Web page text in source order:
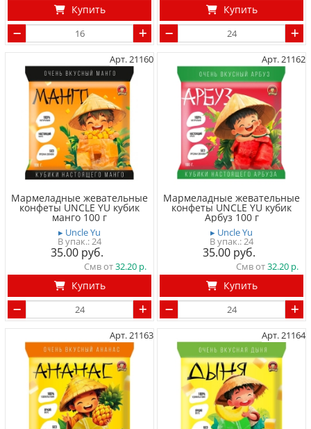
Купить Купить
Арт. 21160
Мармеладные жевательные
конфеты UNCLE YU кубик
манго 100 г
▸ Uncle Yu
24
35.00
Смв от32.20
Купить
Арт. 21162
Мармеладные жевательные
конфеты UNCLE YU кубик
Арбуз 100 г
▸ Uncle Yu
24
35.00
Смв от32.20
Купить
Арт. 21163 Арт. 21164